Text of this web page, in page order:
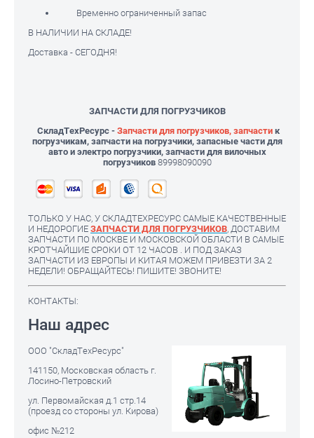
Временно ограниченный запас
В НАЛИЧИИ НА СКЛАДЕ!
Доставка - СЕГОДНЯ!
ЗАПЧАСТИ ДЛЯ ПОГРУЗЧИКОВ
СкладТехРесурс - Запчасти для погрузчиков, запчастик
погрузчикам, запчасти на погрузчики, запасные части для
авто и электро погрузчики, запчасти для вилочных
погрузчиков 89998090090
ТОЛЬКО У НАС, У СКЛАДТЕХРЕСУРС САМЫЕ КАЧЕСТВЕННЫЕ
И НЕДОРОГИЕ ЗАПЧАСТИ ДЛЯ ПОГРУЗЧИКОВ, ДОСТАВИМ
ЗАПЧАСТИ ПО МОСКВЕ И МОСКОВСКОЙ ОБЛАСТИ В САМЫЕ
КРОТЧАЙШИЕ СРОКИ ОТ 12 ЧАСОВ . И ПОД ЗАКАЗ
ЗАПЧАСТИ ИЗ ЕВРОПЫ И КИТАЯ МОЖЕМ ПРИВЕЗТИ ЗА 2
НЕДЕЛИ! ОБРАЩАЙТЕСЬ! ПИШИТЕ! ЗВОНИТЕ!
КОНТАКТЫ:
Наш адрес
ООО "СкладТехРесурс"
141150, Московская область г.
Лосино-Петровский
ул. Первомайская д.1 стр.14
(проезд со стороны ул. Кирова)
офис №212